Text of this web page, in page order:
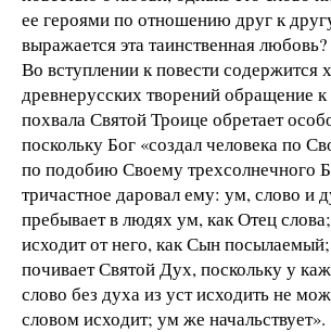
ее героями по отношению друг к
выражается эта таинственная любовь?
Во вступлении к повести содержится
древнерусских творений обращение
похвала Святой Троице обретает
поскольку Бог «создал человека по
по подобию Своему трехсолнечного
тричастное даровал ему: ум, слово
пребывает в людях ум, как Отец
исходит от него, как Сын
почивает Святой Дух, поскольку у
слово без духа из уст исходить не
словом исходит; ум же начальствует».